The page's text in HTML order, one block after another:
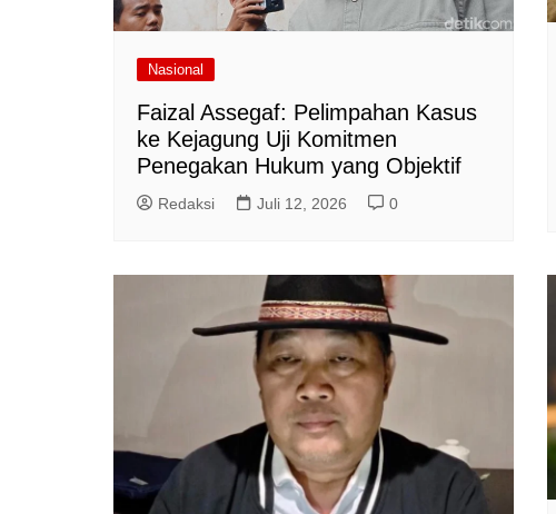
Nasional
Faizal Assegaf: Pelimpahan Kasus
ke Kejagung Uji Komitmen
Penegakan Hukum yang Objektif
Redaksi Juli 12, 2026 0